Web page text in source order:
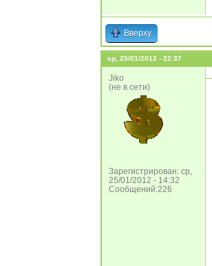
Вверху
ср, 25/01/2012 - 22:37
Jiko
(не в сети)
Зарегистрирован: ср,
25/01/2012 - 14:32
Сообщений:226